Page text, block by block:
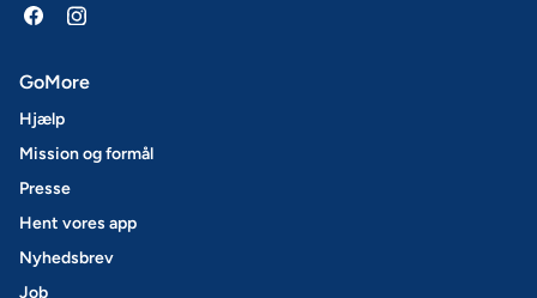
GoMore
Hjælp
Mission og formål
Presse
Hent vores app
Nyhedsbrev
Job